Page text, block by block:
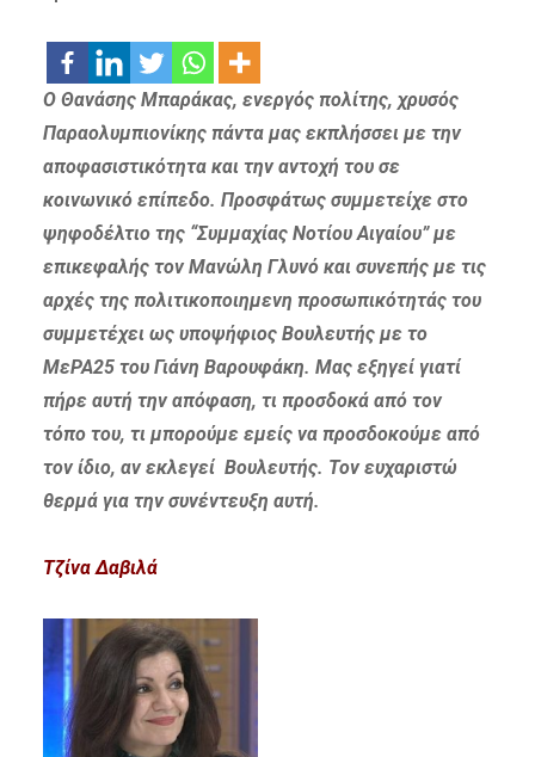
Ο Θανάσης Μπαράκας, ενεργός πολίτης, χρυσός
Παραολυμπιονίκης πάντα μας εκπλήσσει με την
αποφασιστικότητα και την αντοχή του σε
κοινωνικό επίπεδο. Προσφάτως συμμετείχε στο
ψηφοδέλτιο της “Συμμαχίας Νοτίου Αιγαίου” με
επικεφαλής τον Μανώλη Γλυνό και συνεπής με τις
αρχές της πολιτικοποιημενη προσωπικότητάς του
συμμετέχει ως υποψήφιος Βουλευτής με το
ΜεΡΑ25 του Γιάνη Βαρουφάκη. Μας εξηγεί γιατί
πήρε αυτή την απόφαση, τι προσδοκά από τον
τόπο του, τι μπορούμε εμείς να προσδοκούμε από
τον ίδιο, αν εκλεγεί Βουλευτής. Τον ευχαριστώ
θερμά για την συνέντευξη αυτή.
Τζίνα Δαβιλά